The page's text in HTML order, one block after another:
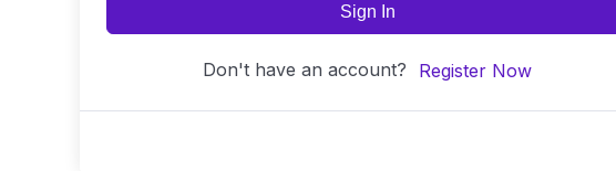
Sign In
Don't have an account? Register Now